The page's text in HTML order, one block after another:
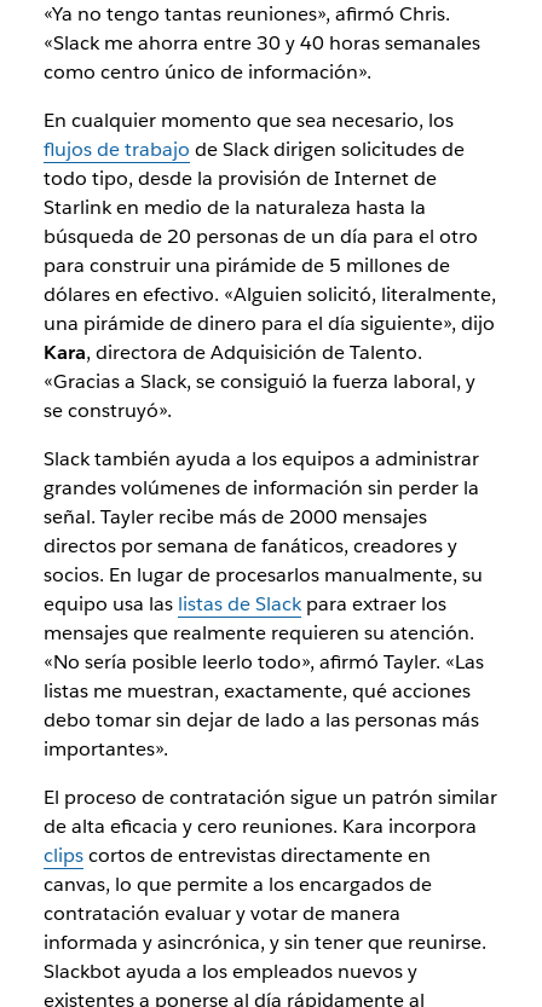
«Ya no tengo tantas reuniones», afirmó Chris.
«Slack me ahorra entre 30 y 40 horas semanales
como centro único de información».
En cualquier momento que sea necesario, los
flujos de trabajo de Slack dirigen solicitudes de
todo tipo, desde la provisión de Internet de
Starlink en medio de la naturaleza hasta la
búsqueda de 20 personas de un día para el otro
para construir una pirámide de 5 millones de
dólares en efectivo. «Alguien solicitó, literalmente,
una pirámide de dinero para el día siguiente», dijo
Kara, directora de Adquisición de Talento.
«Gracias a Slack, se consiguió la fuerza laboral, y
se construyó».
Slack también ayuda a los equipos a administrar
grandes volúmenes de información sin perder la
señal. Tayler recibe más de 2000 mensajes
directos por semana de fanáticos, creadores y
socios. En lugar de procesarlos manualmente, su
equipo usa las listas de Slackpara extraer los
mensajes que realmente requieren su atención.
«No sería posible leerlo todo», afirmó Tayler. «Las
listas me muestran, exactamente, qué acciones
debo tomar sin dejar de lado a las personas más
importantes».
El proceso de contratación sigue un patrón similar
de alta eficacia y cero reuniones. Kara incorpora
clipscortos de entrevistas directamente en
canvas, lo que permite a los encargados de
contratación evaluar y votar de manera
informada y asincrónica, y sin tener que reunirse.
Slackbot ayuda a los empleados nuevos y
existentes a ponerse al día rápidamente al